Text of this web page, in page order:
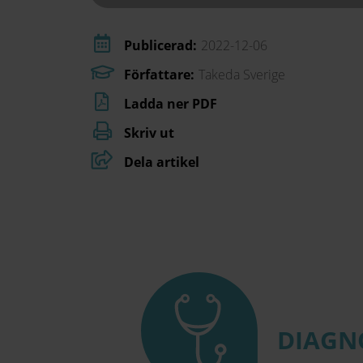
Publicerad: 2022-12-06
Författare: Takeda Sverige
Ladda ner PDF
Skriv ut
Dela artikel